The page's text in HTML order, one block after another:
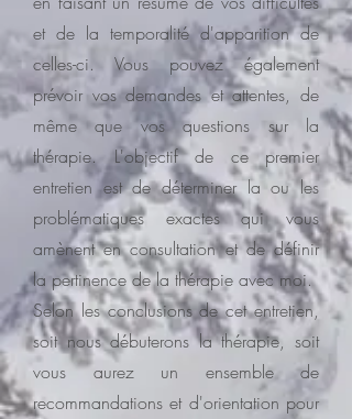
et de la temporalité d'apparition de
celles-ci. Vous pouvez également
prévoir vos demandes et attentes, de
même que vos questions sur la
thérapie. L'objectif de ce premier
entretien est de déterminer la ou les
problématiques exactes qui vous
amènent en consultation et de définir
la pertinence de la thérapie avec moi.
Selon les conclusions de cet entretien,
soit nous débuterons la thérapie, soit
vous aurez un ensemble de
recommandations et d'orientation pour